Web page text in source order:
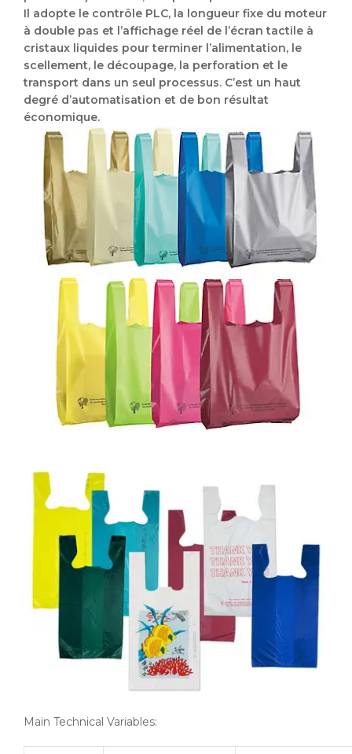
Il adopte le contrôle PLC, la longueur fixe du moteur
à double pas et l’affichage réel de l’écran tactile à
cristaux liquides pour terminer l’alimentation, le
scellement, le découpage, la perforation et le
transport dans un seul processus. C’est un haut
degré d’automatisation et de bon résultat
économique.
Main Technical Variables: